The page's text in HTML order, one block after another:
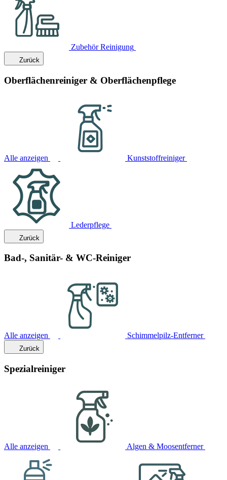
Zubehör Reinigung
Zurück
Oberflächenreiniger & Oberflächenpflege
Alle anzeigen Kunststoffreiniger
Lederpflege
Zurück
Bad-, Sanitär- & WC-Reiniger
Alle anzeigen Schimmelpilz-Entferner
Zurück
Spezialreiniger
Alle anzeigen Algen & Moosentferner